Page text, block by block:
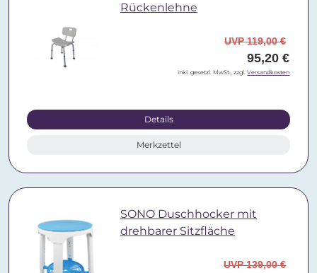
Rückenlehne
UVP 119,00 €
95,20 €
inkl. gesetzl. MwSt., zzgl.Versandkosten
Details
Merkzettel
SONO Duschhocker mit
drehbarer Sitzfläche
UVP 139,00 €